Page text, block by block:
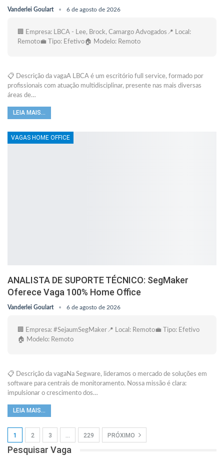
Vanderlei Goulart 6 de agosto de 2026
🏢 Empresa: LBCA - Lee, Brock, Camargo Advogados📍 Local:
Remoto💼 Tipo: Efetivo🏠 Modelo: Remoto
📋 Descrição da vagaA LBCA é um escritório full service, formado por
profissionais com atuação multidisciplinar, presente nas mais diversas
áreas de…
LEIA MAIS...
VAGAS HOME OFFICE
ANALISTA DE SUPORTE TÉCNICO: SegMaker
Oferece Vaga 100% Home Office
Vanderlei Goulart 6 de agosto de 2026
🏢 Empresa: #SejaumSegMaker📍 Local: Remoto💼 Tipo: Efetivo
🏠 Modelo: Remoto
📋 Descrição da vagaNa Segware, lideramos o mercado de soluções em
software para centrais de monitoramento. Nossa missão é clara:
impulsionar o crescimento dos…
LEIA MAIS...
1 2 3 … 229 PRÓXIMO
Pesquisar Vaga